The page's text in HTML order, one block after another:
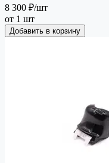
8 300 ₽/шт
от 1 шт
Добавить в корзину